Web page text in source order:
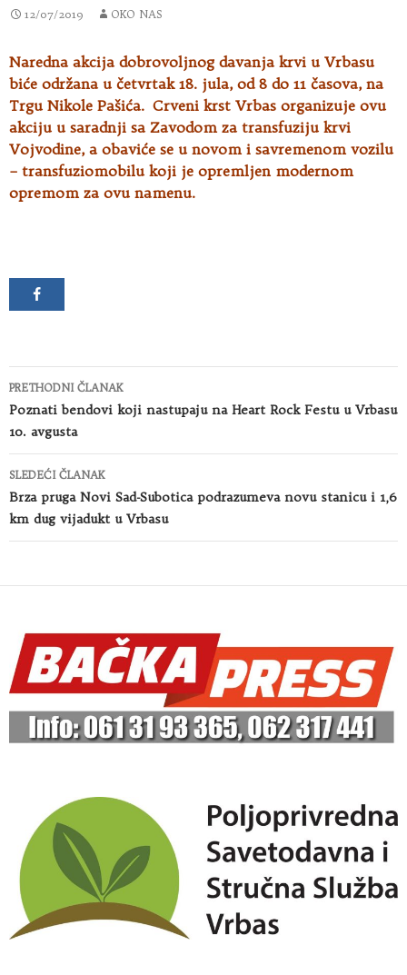
12/07/2019 OKO NAS
Naredna akcija dobrovoljnog davanja krvi u Vrbasu
biće održana u četvrtak 18. jula, od 8 do 11 časova, na
Trgu Nikole Pašića. Crveni krst Vrbas organizuje ovu
akciju u saradnji sa Zavodom za transfuziju krvi
Vojvodine, a obaviće se u novom i savremenom vozilu
– transfuziomobilu koji je opremljen modernom
opremom za ovu namenu.
Kretanje
članaka
PRETHODNI ČLANAK
Poznati bendovi koji nastupaju na Heart Rock Festu u Vrbasu
10. avgusta
SLEDEĆI ČLANAK
Brza pruga Novi Sad-Subotica podrazumeva novu stanicu i 1,6
km dug vijadukt u Vrbasu